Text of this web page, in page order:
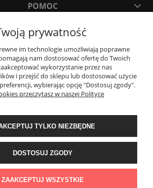
POMOC
MOJE KONTO
I DOSTAWA
KONTAKT
| Pawła 23, 41-708 Ruda Śląska | E-mail:
600 012 164 lub 600 012 159 | TGS Przemysław
6312213594 | REGON: 276403698
prywatność
im technologie umożliwiają poprawne
nam dostosować ofertę do Twoich
wykorzystanie przez nas
i przejść do sklepu lub dostosować użycie
wybierając opcję "Dostosuj zgody".
przeczytasz w naszej Polityce
TYLKO NIEZBĘDNE
DOSTOSUJ ZGODY
ZAAKCEPTUJ WSZYSTKIE